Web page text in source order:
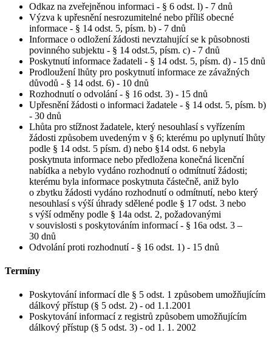
Odkaz na zveřejněnou informaci - § 6 odst. l) - 7 dnů
Výzva k upřesnění nesrozumitelné nebo příliš obecné
informace - § 14 odst. 5, písm. b) - 7 dnů
Informace o odložení žádosti nevztahující se k působnosti
povinného subjektu - § 14 odst.5, písm. c) - 7 dnů
Poskytnutí informace žadateli - § 14 odst. 5, písm. d) - 15 dnů
Prodloužení lhůty pro poskytnutí informace ze závažných
důvodů - § 14 odst. 6) - 10 dnů
Rozhodnutí o odvolání - § 16 odst. 3) - 15 dnů
Upřesnění žádosti o informaci žadatele - § 14 odst. 5, písm. b)
- 30 dnů
Lhůta pro stížnost žadatele, který nesouhlasí s vyřízením
žádosti způsobem uvedeným v § 6; kterému po uplynutí lhůty
podle § 14 odst. 5 písm. d) nebo §14 odst. 6 nebyla
poskytnuta informace nebo předložena konečná licenční
nabídka a nebylo vydáno rozhodnutí o odmítnutí žádosti;
kterému byla informace poskytnuta částečně, aniž bylo
o zbytku žádosti vydáno rozhodnutí o odmítnutí, nebo který
nesouhlasí s výší úhrady sdělené podle § 17 odst. 3 nebo
s výší odměny podle § 14a odst. 2, požadovanými
v souvislosti s poskytováním informací - § 16a odst. 3 –
30 dnů
Odvolání proti rozhodnutí - § 16 odst. 1) - 15 dnů
Termíny
Poskytování informací dle § 5 odst. 1 způsobem umožňujícím
dálkový přístup (§ 5 odst. 2) - od 1.1.2001
Poskytování informací z registrů způsobem umožňujícím
dálkový přístup (§ 5 odst. 3) - od 1. 1. 2002